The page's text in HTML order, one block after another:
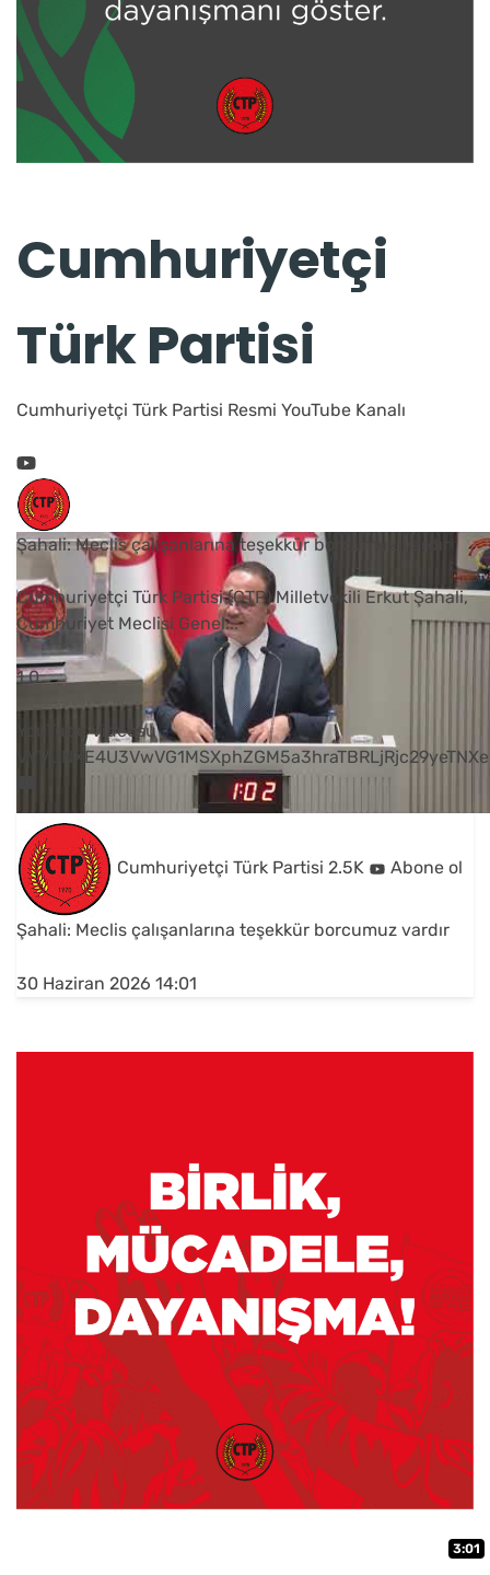
Cumhuriyetçi
Türk Partisi
Cumhuriyetçi Türk Partisi Resmi YouTube Kanalı
3:01
Şahali: Meclis çalışanlarına teşekkür borcumuz vardır
Cumhuriyetçi Türk Partisi (CTP) Milletvekili Erkut Şahali,
Cumhuriyet Meclisi Genel...
1 0
YouTube Videosu
Cumhuriyetçi Türk Partisi 2.5K Abone ol
Şahali: Meclis çalışanlarına teşekkür borcumuz vardır
30 Haziran 2026 14:01